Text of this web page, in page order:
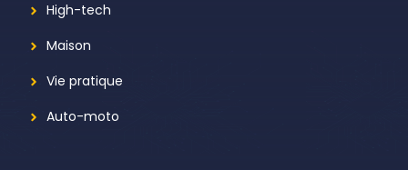
High-tech
Maison
Vie pratique
Auto-moto